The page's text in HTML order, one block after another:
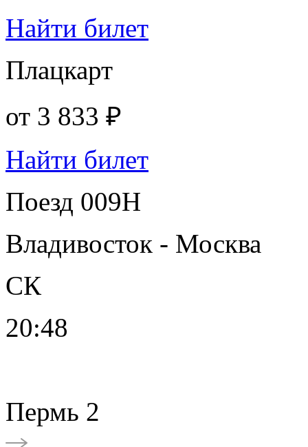
Найти билет
Плацкарт
от 3 833 ₽
Найти билет
Поезд 009Н
Владивосток - Москва
СК
20:48
Пермь 2